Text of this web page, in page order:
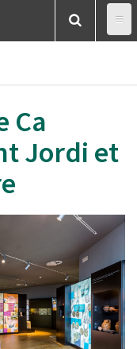
Ca
Jordi et